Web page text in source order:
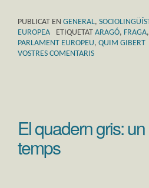
PUBLICAT EN GENERAL,
EUROPEA
ETIQUETAT ARAGÓ, FRAGA,
PARLAMENT EUROPEU, QUIM GIBERT
VOSTRES COMENTARIS
El quadern gris: un
temps